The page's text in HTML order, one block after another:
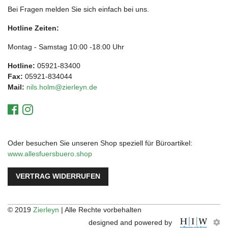
Bei Fragen melden Sie sich einfach bei uns.
Hotline Zeiten:
Montag - Samstag 10:00 -18:00 Uhr
Hotline: 05921-83400
Fax: 05921-834044
Mail: nils.holm@zierleyn.de
Oder besuchen Sie unseren Shop speziell für Büroartikel:
www.allesfuersbuero.shop
VERTRAG WIDERRUFEN
© 2019 Zierleyn | Alle Rechte vorbehalten
designed and powered by